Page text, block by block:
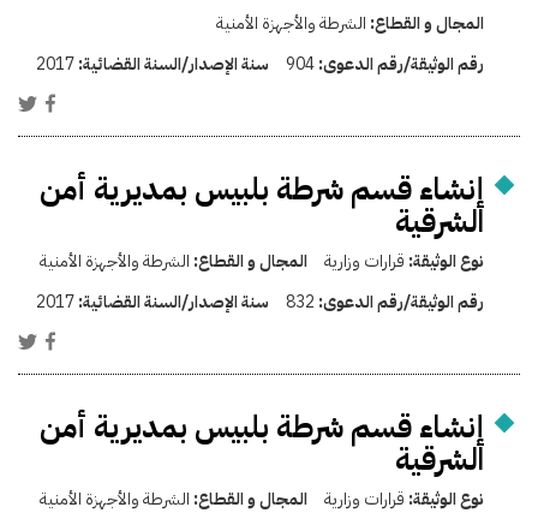
المجال و القطاع: الشرطة والأجهزة الأمنية
رقم الوثيقة/رقم الدعوى:904 سنة الإصدار/السنة القضائية:2017
إنشاء قسم شرطة بلبيس بمديرية أمن
الشرقية
نوع الوثيقة: قرارات وزارية المجال و القطاع: الشرطة والأجهزة الأمنية
رقم الوثيقة/رقم الدعوى: 832 سنة الإصدار/السنة القضائية:2017
إنشاء قسم شرطة بلبيس بمديرية أمن
الشرقية
نوع الوثيقة: قرارات وزارية المجال و القطاع: الشرطة والأجهزة الأمنية